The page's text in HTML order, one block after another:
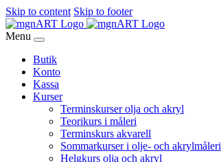
Skip to content Skip to footer
Menu
Butik
Konto
Kassa
Kurser
Terminskurser olja och akryl
Teorikurs i måleri
Terminskurs akvarell
Sommarkurser i olje- och akrylmåleri
Helgkurs olja och akryl